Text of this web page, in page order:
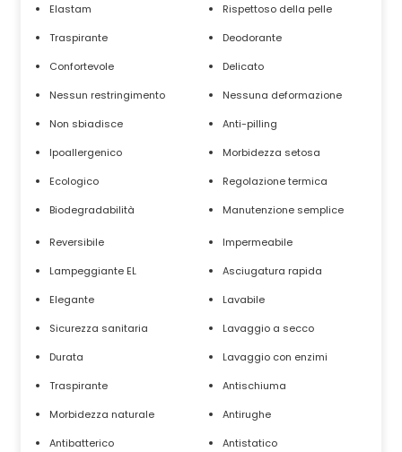
Elastam
Traspirante
Confortevole
Nessun restringimento
Non sbiadisce
Ipoallergenico
Ecologico
Biodegradabilità
Rispettoso della pelle
Deodorante
Delicato
Nessuna deformazione
Anti-pilling
Morbidezza setosa
Regolazione termica
Manutenzione semplice
Reversibile
Lampeggiante EL
Elegante
Sicurezza sanitaria
Durata
Traspirante
Morbidezza naturale
Antibatterico
Impermeabile
Asciugatura rapida
Lavabile
Lavaggio a secco
Lavaggio con enzimi
Antischiuma
Antirughe
Antistatico